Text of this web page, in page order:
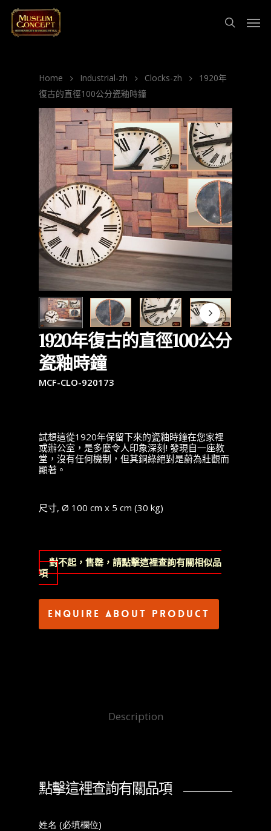
Home Industrial-zh Clocks-zh
1920年
復古的直徑100公分瓷釉時鐘
1920年復古的直徑100公分
瓷釉時鐘
MCF-CLO-920173
試想這從1920年保留下來的瓷釉時鐘在您家裡
或辦公室，是多麼令人印象深刻! 發現自一座教
堂，沒有任何機制，但其銅綠絕對是蔚為壯觀而
顯著。
尺寸, Ø 100 cm x 5 cm (30 kg)
對不起，售罄，請點擊這裡查詢有關相似品
項
Enquire about product
Description
點擊這裡查詢有關品項
姓名 (必填欄位)